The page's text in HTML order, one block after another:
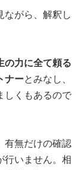
ながら、解釈し
の力に全て頼る
ナーとみなし、
しくもあるので
有無だけの確認
行いません。相